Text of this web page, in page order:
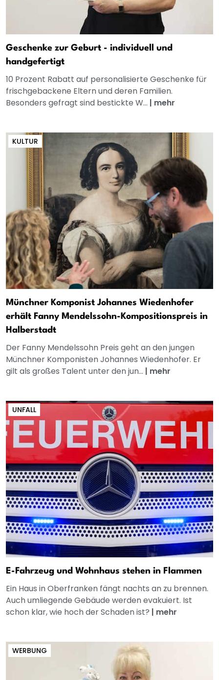
Geschenke zur Geburt - individuell und
handgefertigt
10 Prozent Rabatt auf personalisierte Geschenke für
frischgebackene Eltern und deren Familien.
Besonders gefragt sind bestickte W... | mehr
KULTUR
Münchner Komponist Johannes Wiedenhofer
erhält Fanny Mendelssohn-Kompositionspreis in
Halberstadt
Der Fanny Mendelssohn Preis geht an den jungen
Münchner Komponisten Johannes Wiedenhofer. Er
gilt als großes Talent unter den jun... | mehr
UNFALL
E-Fahrzeug und Wohnhaus stehen in Flammen
Ein Haus in Oberfranken fängt nachts an zu brennen.
Auch umliegende Gebäude werden evakuiert. Ist
schon klar, wie hoch der Schaden ist? | mehr
WERBUNG